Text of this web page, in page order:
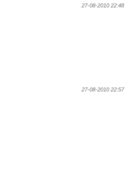
27-08-2010 22:48
27-08-2010 22:57